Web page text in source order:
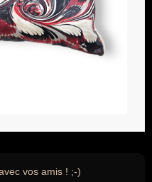
vos amis ! ;-)